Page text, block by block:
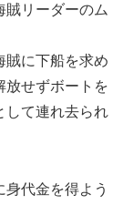
賊リーダーのム
賊に下船を求め
放せずボートを
して連れ去られ
代金を得よう